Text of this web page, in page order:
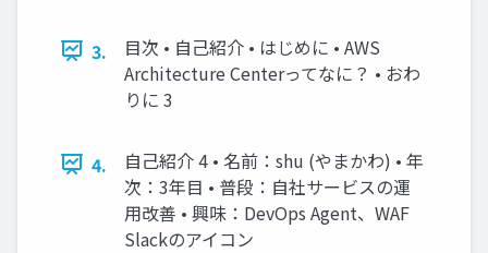
3.
目次 • 自己紹介 • はじめに • AWS
Architecture Centerってなに？ • おわ
りに 3
4.
自己紹介 4 • 名前：shu (やまかわ) • 年
次：3年目 • 普段：自社サービスの運
用改善 • 興味：DevOps Agent、WAF
Slackのアイコン